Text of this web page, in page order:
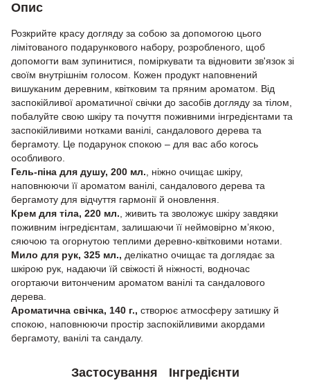
Опис
Розкрийте красу догляду за собою за допомогою цього
лімітованого подарункового набору, розробленого, щоб
допомогти вам зупинитися, поміркувати та відновити зв'язок зі
своїм внутрішнім голосом. Кожен продукт наповнений
вишуканим деревним, квітковим та пряним ароматом. Від
заспокійливої ароматичної свічки до засобів догляду за тілом,
побалуйте свою шкіру та почуття поживними інгредієнтами та
заспокійливими нотками ванілі, сандалового дерева та
бергамоту. Це подарунок спокою – для вас або когось
особливого.
Гель-піна для душу, 200 мл. , ніжно очищає шкіру,
наповнюючи її ароматом ванілі, сандалового дерева та
бергамоту для відчуття гармонії й оновлення.
Крем для тіла, 220 мл. , живить та зволожує шкіру завдяки
поживним інгредієнтам, залишаючи її неймовірно м’якою,
сяючою та огорнутою теплими деревно-квітковими нотами.
Мило для рук, 325 мл., делікатно очищає та доглядає за
шкірою рук, надаючи їй свіжості й ніжності, водночас
огортаючи витонченим ароматом ванілі та сандалового
дерева.
Ароматична свічка, 140 г., створює атмосферу затишку й
спокою, наповнюючи простір заспокійливими акордами
бергамоту, ванілі та сандалу.
Застосування Інгредієнти